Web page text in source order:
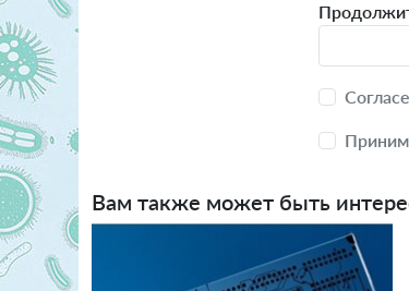
Вам также может быть